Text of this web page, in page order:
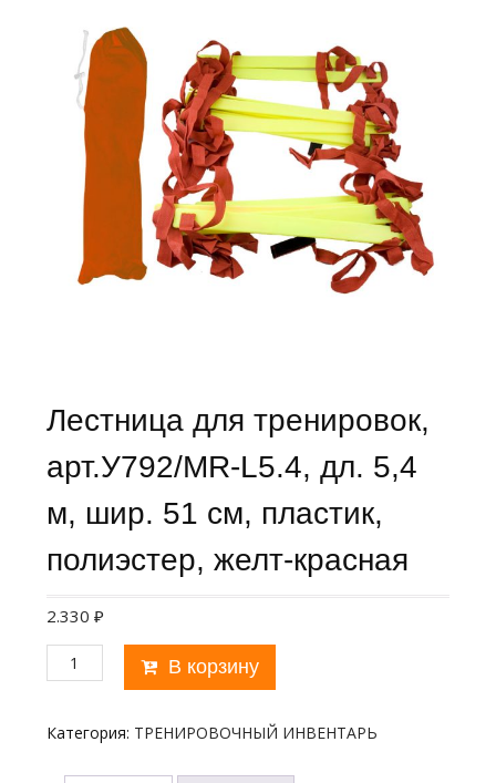
Лестница для тренировок,
арт.У792/MR-L5.4, дл. 5,4
м, шир. 51 см, пластик,
полиэстер, желт-красная
2.330 ₽
Количество
товара
для
тренировок,
арт.У792/MR-
В корзину
Категория: ТРЕНИРОВОЧНЫЙ ИНВЕНТАРЬ